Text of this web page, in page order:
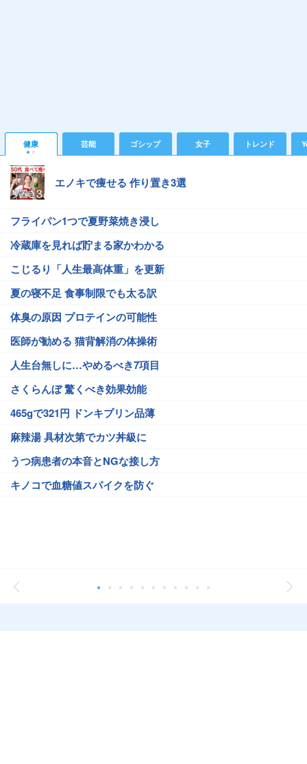
健康 芸能 ゴシップ 女子 トレンド
エノキで痩せる 作り置き3選
フライパン1つで夏野菜焼き浸し
冷蔵庫を見れば貯まる家かわかる
こじるり「人生最高体重」を更新
夏の寝不足 食事制限でも太る訳
体臭の原因 プロテインの可能性
医師が勧める 猫背解消の体操術
人生台無しに…やめるべき7項目
さくらんぼ 驚くべき効果効能
465gで321円 ドンキプリン品薄
麻辣湯 具材次第でカツ丼級に
うつ病患者の本音とNGな接し方
キノコで血糖値スパイクを防ぐ